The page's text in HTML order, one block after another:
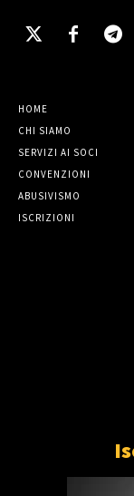
HOME
CHI SIAMO
SERVIZI AI SOCI
CONVENZIONI
ABUSIVISMO
ISCRIZIONI